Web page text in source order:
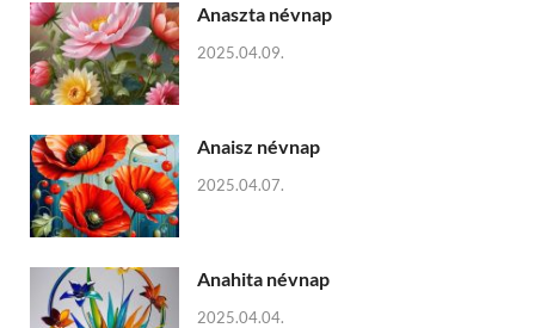
Anaszta névnap
2025.04.09.
Anaisz névnap
2025.04.07.
Anahita névnap
2025.04.04.